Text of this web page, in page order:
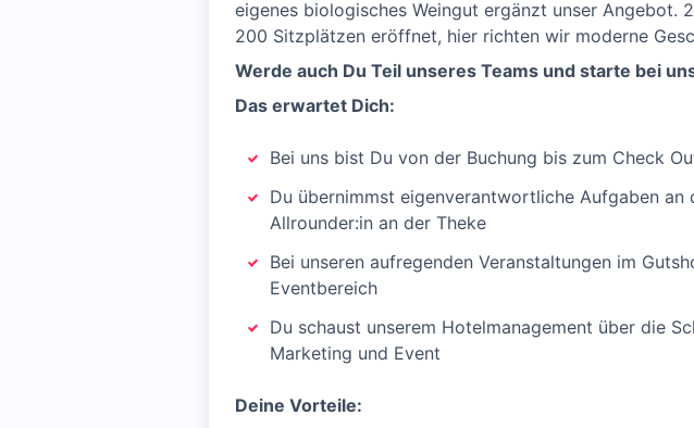
eigenes biologisches Weingut ergänzt unser Angebot.
200 Sitzplätzen eröffnet, hier richten wir moderne
Werde auch Du Teil unseres Teams und starte bei
Das erwartet Dich:
Bei uns bist Du von der Buchung bis zum Check
Du übernimmst eigenverantwortliche Aufgaben
Allrounder:in an der Theke
Bei unseren aufregenden Veranstaltungen im
Eventbereich
Du schaust unserem Hotelmanagement über die
Marketing und Event
Deine Vorteile: